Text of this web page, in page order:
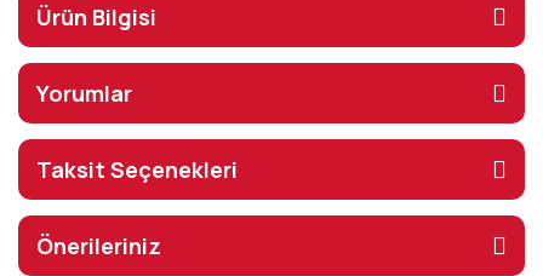
Ürün Bilgisi
Yorumlar
Taksit Seçenekleri
Önerileriniz